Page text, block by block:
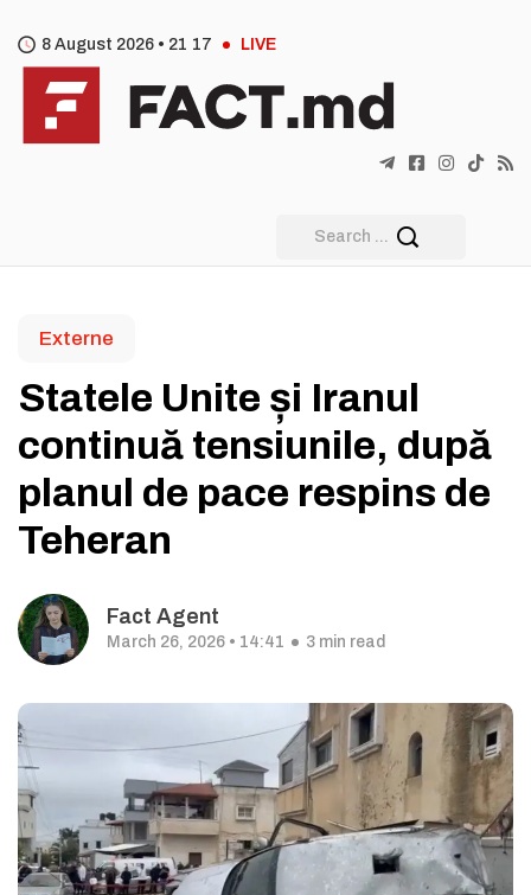
8 August 2026 • 21 17 LIVE
Externe
Statele Unite și Iranul
continuă tensiunile, după
planul de pace respins de
Teheran
Fact Agent
March 26, 2026 • 14:41 3 min read